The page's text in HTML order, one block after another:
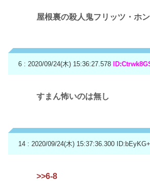
屋根裏の殺人鬼フリッツ・ホ
6 : 2020/09/24(木) 15:36:27.578
すまん怖いのは無し
14 : 2020/09/24(木) 15:37:36.300
>>6-8